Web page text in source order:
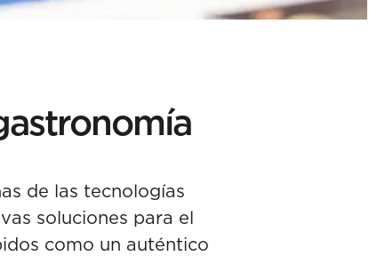
de las tecnologías
soluciones para el
como un auténtico